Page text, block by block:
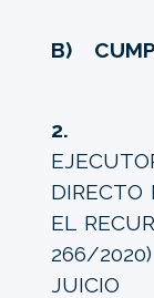
B)
2.
DIRECTO
EL
266/